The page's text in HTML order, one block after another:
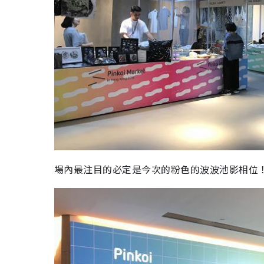
場內最注目的必定是今次的粉色的波波池影相位